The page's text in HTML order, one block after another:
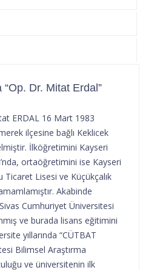
“Op. Dr. Mitat Erdal”
ERDAL 16 Mart 1983
ilçesine bağlı Keklicek
İlköğretimini Kayseri
ortaöğretimini ise Kayseri
Ticaret Lisesi ve Küçükçalık
Akabinde
Cumhuriyet Üniversitesi
ve burada lisans eğitimini
yıllarında “CÜTBAT
Bilimsel Araştırma
ve üniversitenin ilk